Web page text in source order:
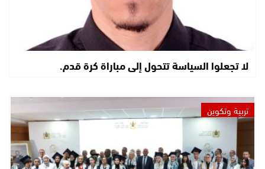
لا تجعلوا السياسة تتحول إلى مباراة كرة قدم.
تربية وتكوين